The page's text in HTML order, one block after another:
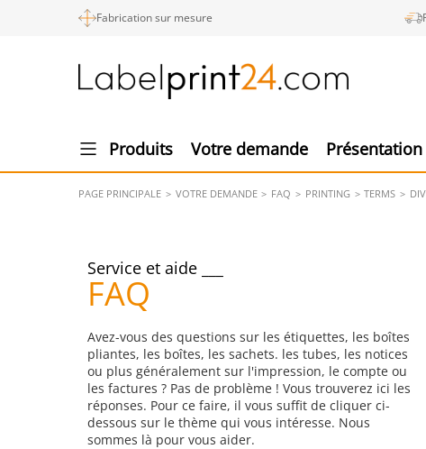
Fabrication sur mesure
Produits Votre demande Présentation
PAGE PRINCIPALE VOTRE DEMANDE FAQ PRINTING TERMS
Service et aide
FAQ
Avez-vous des questions sur les étiquettes, les boîtes
pliantes, les boîtes, les sachets. les tubes, les notices
ou plus généralement sur l'impression, le compte ou
les factures ? Pas de problème ! Vous trouverez ici les
réponses. Pour ce faire, il vous suffit de cliquer ci-
dessous sur le thème qui vous intéresse. Nous
sommes là pour vous aider.